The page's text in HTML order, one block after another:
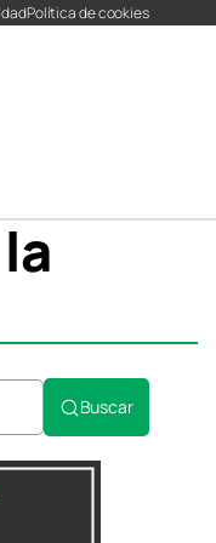
Política de cookies
Buscar